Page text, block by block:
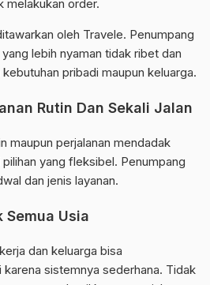
melakukan order.
oleh Travele. Penumpang
lebih nyaman tidak ribet dan
pribadi maupun keluarga.
Rutin Dan Sekali Jalan
maupun perjalanan mendadak
yang fleksibel. Penumpang
dan jenis layanan.
Semua Usia
dan keluarga bisa
karena sistemnya sederhana. Tidak